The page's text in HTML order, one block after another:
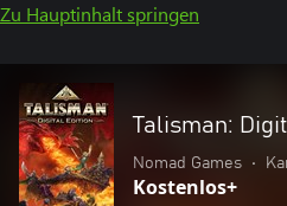
Zu Hauptinhalt springen
Talisman:
Nomad Games •
Kostenlos+